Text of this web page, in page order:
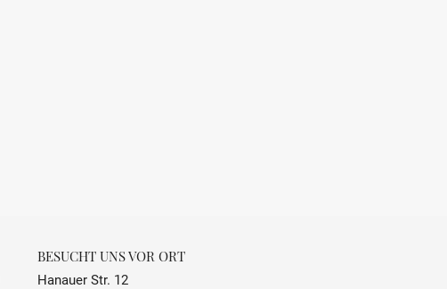
BESUCHT UNS VOR ORT
Hanauer Str. 12